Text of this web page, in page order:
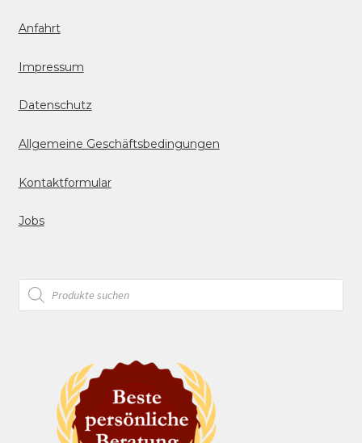
Anfahrt
Impressum
Datenschutz
Allgemeine Geschäftsbedingungen
Kontaktformular
Jobs
Products
search